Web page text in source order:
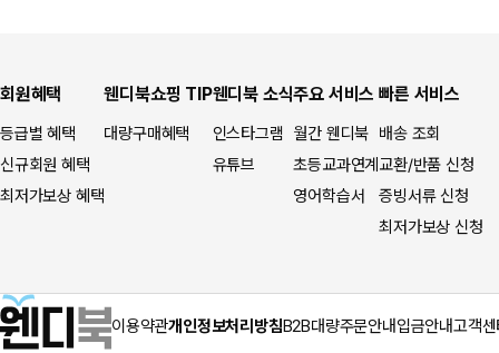
회원혜택
등급별 혜택
신규회원 혜택
최저가보상 혜택
웬디북쇼핑 TIP
대량구매혜택
웬디북 소식
인스타그램
유튜브
주요 서비스
월간 웬디북
초등교과연계
영어학습서
빠른 서비스
배송 조회
교환/반품 신청
증빙서류 신청
최저가보상 신청
이용약관개인정보처리방침B2B대량주문안내입금안내고객